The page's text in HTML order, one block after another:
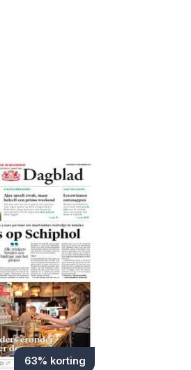
63% korting